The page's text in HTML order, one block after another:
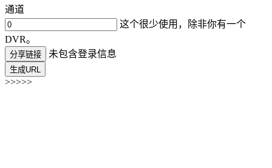
通道
这个很少使用，除非你有一个
DVR。
分享链接 未包含登录信息
生成URL
>>>>>